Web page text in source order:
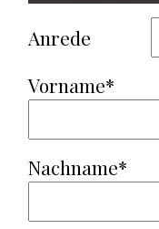
Anrede
Vorname*
Nachname*